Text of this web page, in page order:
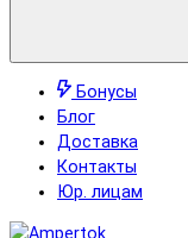
Бонусы
Блог
Доставка
Контакты
Юр. лицам